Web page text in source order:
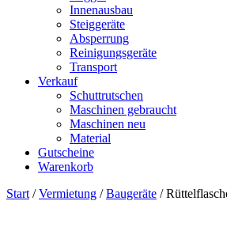
Innenausbau
Steiggeräte
Absperrung
Reinigungsgeräte
Transport
Verkauf
Schuttrutschen
Maschinen gebraucht
Maschinen neu
Material
Gutscheine
Warenkorb
Start /Vermietung /Baugeräte /